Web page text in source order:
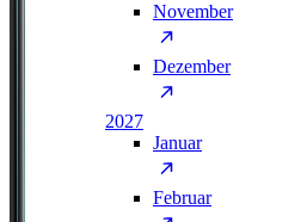
November
Dezember
2027
Januar
Februar